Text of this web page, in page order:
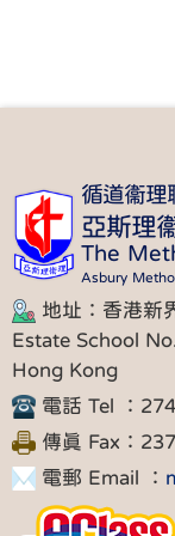
循道衞理
亞斯理
The
Asbury
地址：香港新
Estate School
Hong Kong
電話 Tel ：
傳真 Fax：
電郵 Email ：